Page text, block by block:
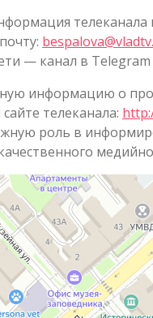
— канал в Telegram
информацию о
телеканала:
роль в